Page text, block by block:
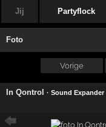
Jij Partyflock
Foto
Vorige
In Qontrol · Sound Expander